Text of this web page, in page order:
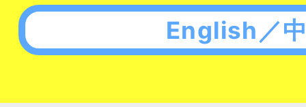
English／